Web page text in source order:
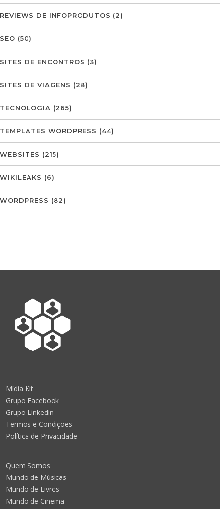
REVIEWS DE INFOPRODUTOS (2)
SEO (50)
SITES DE ENCONTROS (3)
SITES DE VIAGENS (28)
TECNOLOGIA (265)
TEMPLATES WORDPRESS (44)
WEBSITES (215)
WIKILEAKS (6)
WORDPRESS (82)
Mídia Kit
Grupo Facebook
Grupo Linkedin
Termos e Condições
Política de Privacidade
Quem Somos
Mundo de Músicas
Mundo de Livros
Mundo de Cinema